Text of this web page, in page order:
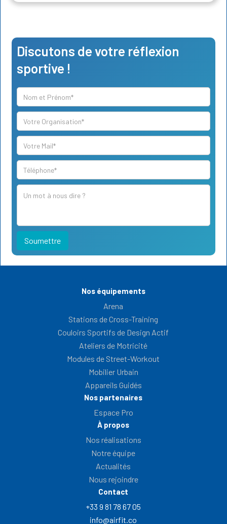
Discutons de votre réflexion
sportive !
Nos équipements
Arena
Stations de Cross-Training
Couloirs Sportifs de Design Actif
Ateliers de Motricité
Modules de Street-Workout
Mobilier Urbain
Appareils Guidés
Nos partenaires
Espace Pro
À propos
Nos réalisations
Notre équipe
Actualités
Nous rejoindre
Contact
+33 9 81 78 67 05
info@airfit.co